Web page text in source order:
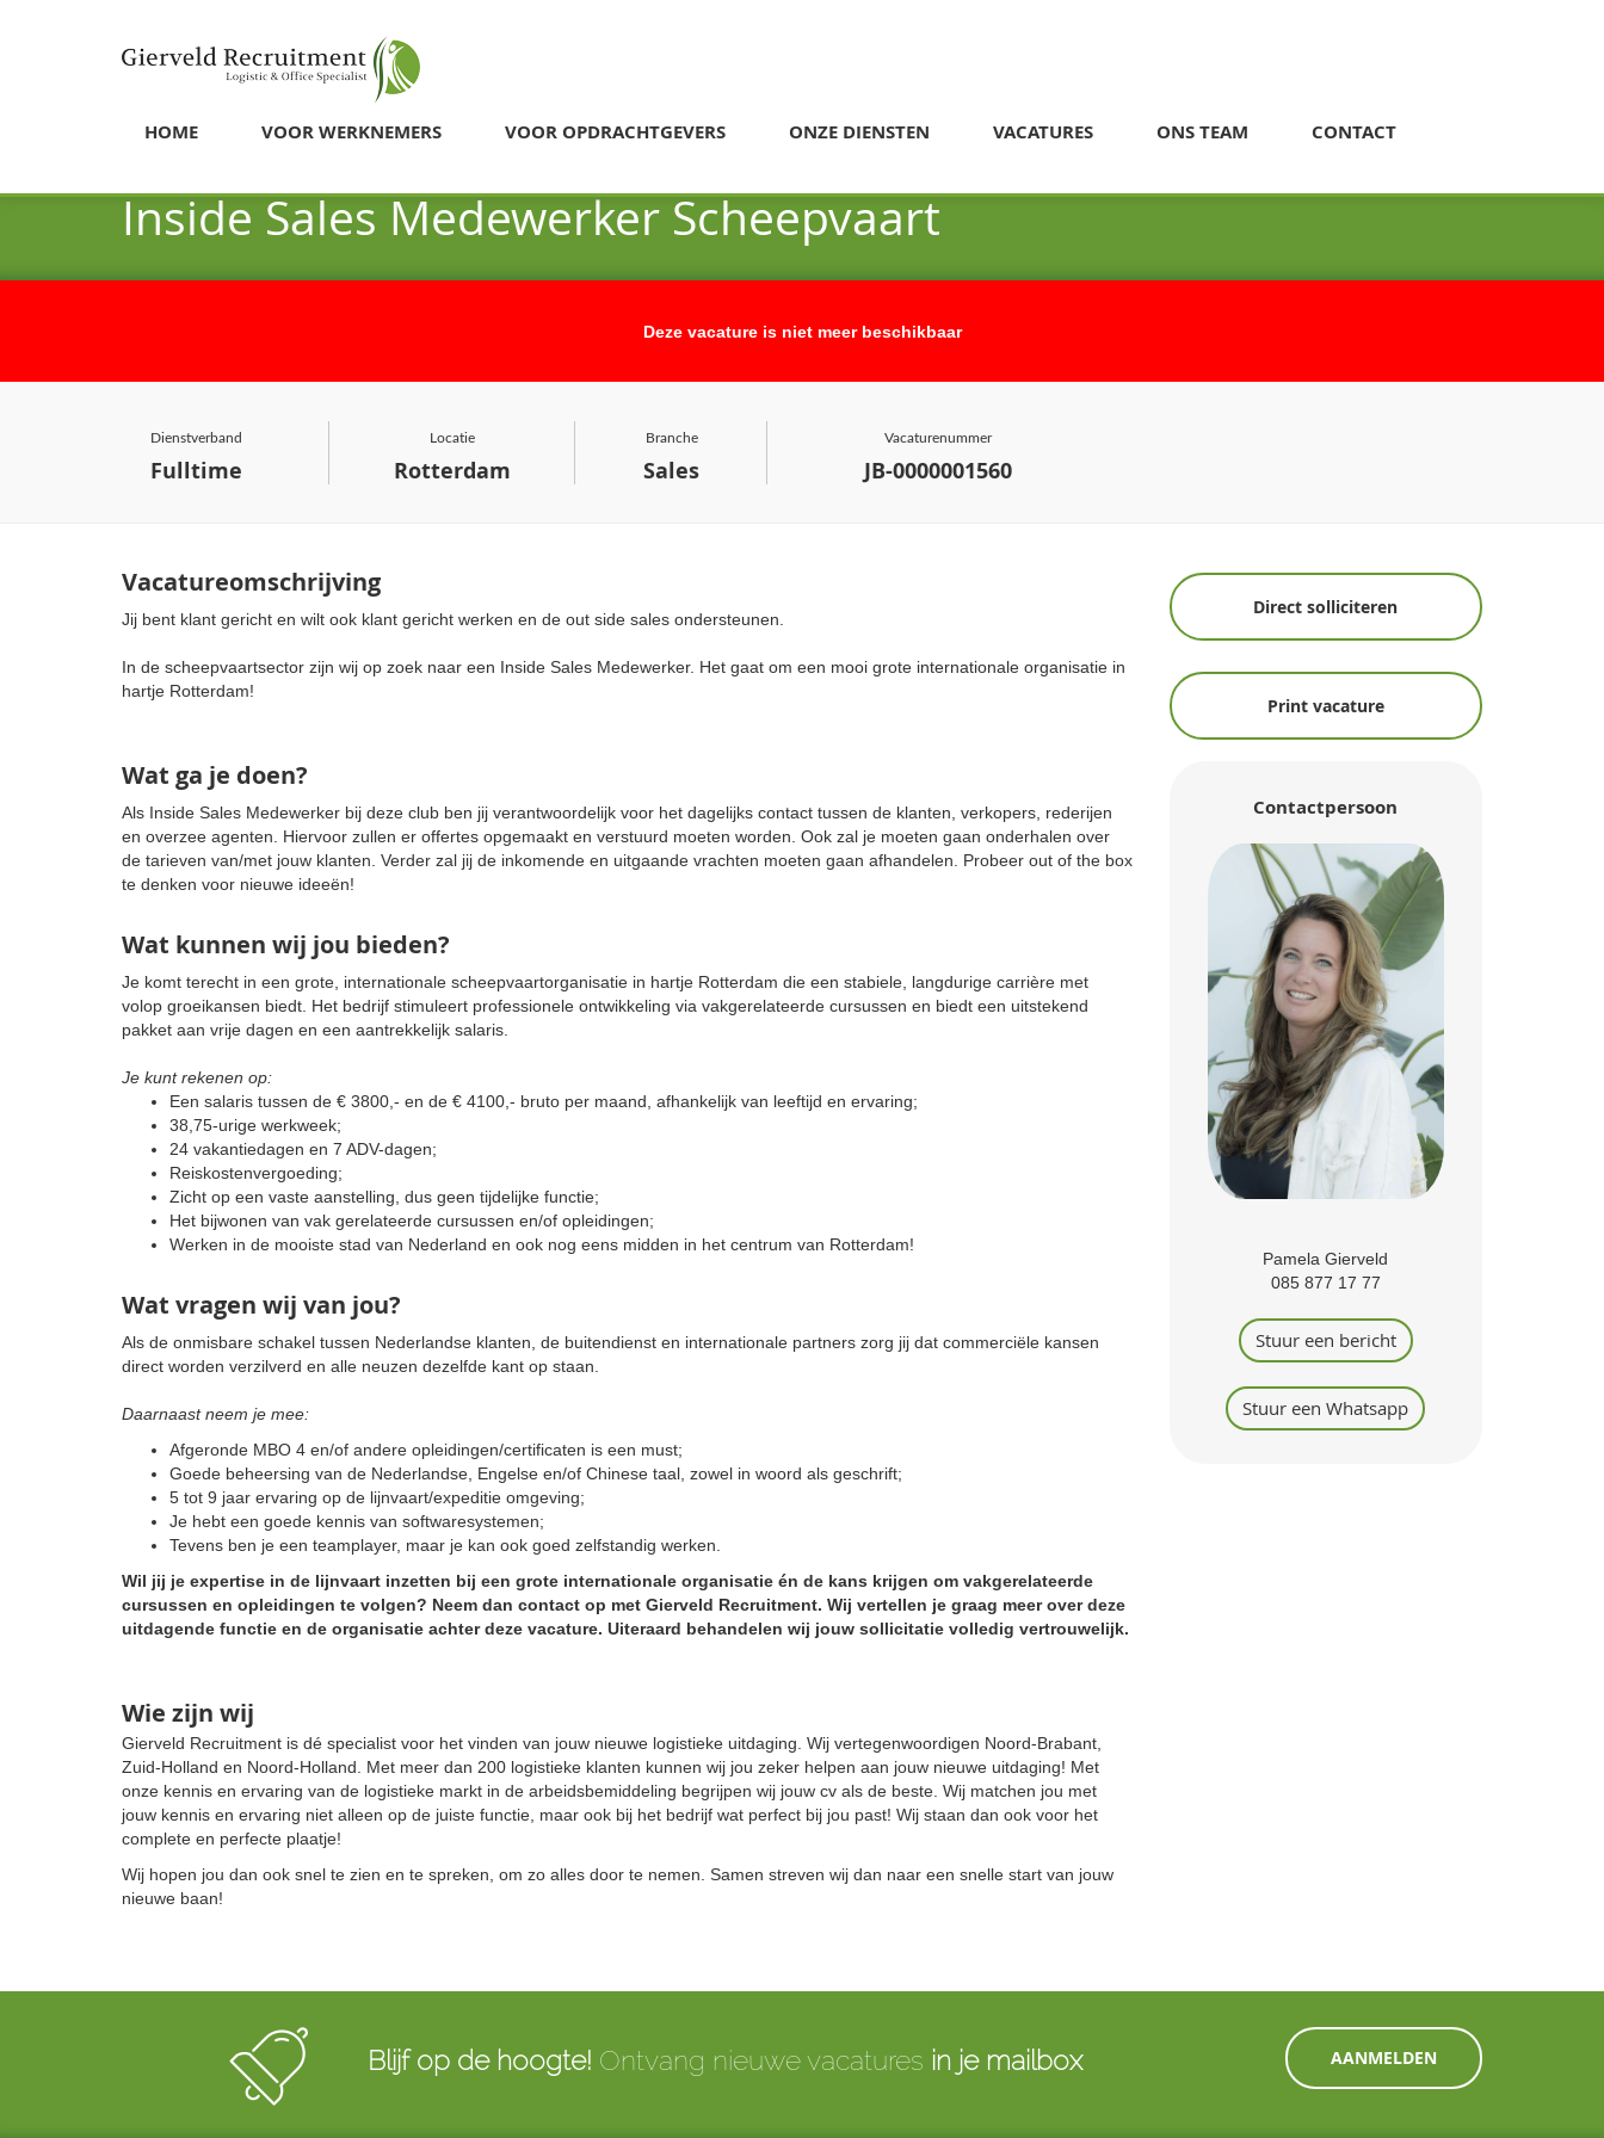
HOME VOOR WERKNEMERS VOOR OPDRACHTGEVERS ONZE DIENSTEN VACATURES ONS TEAM CONTACT
Inside Sales Medewerker Scheepvaart
Deze vacature is niet meer beschikbaar
Dienstverband
Fulltime
Locatie
Rotterdam
Branche
Sales
Vacaturenummer
JB-0000001560
Vacatureomschrijving
Jij bent klant gericht en wilt ook klant gericht werken en de out side sales ondersteunen.
In de scheepvaartsector zijn wij op zoek naar een Inside Sales Medewerker. Het gaat om een mooi grote internationale organisatie in
hartje Rotterdam!
Wat ga je doen?
Als Inside Sales Medewerker bij deze club ben jij verantwoordelijk voor het dagelijks contact tussen de klanten, verkopers, rederijen
en overzee agenten. Hiervoor zullen er offertes opgemaakt en verstuurd moeten worden. Ook zal je moeten gaan onderhalen over
de tarieven van/met jouw klanten. Verder zal jij de inkomende en uitgaande vrachten moeten gaan afhandelen. Probeer out of the box
te denken voor nieuwe ideeën!
Wat kunnen wij jou bieden?
Je komt terecht in een grote, internationale scheepvaartorganisatie in hartje Rotterdam die een stabiele, langdurige carrière met
volop groeikansen biedt. Het bedrijf stimuleert professionele ontwikkeling via vakgerelateerde cursussen en biedt een uitstekend
pakket aan vrije dagen en een aantrekkelijk salaris.
Je kunt rekenen op:
Een salaris tussen de € 3800,- en de € 4100,- bruto per maand, afhankelijk van leeftijd en ervaring;
38,75-urige werkweek;
24 vakantiedagen en 7 ADV-dagen;
Reiskostenvergoeding;
Zicht op een vaste aanstelling, dus geen tijdelijke functie;
Het bijwonen van vak gerelateerde cursussen en/of opleidingen;
Werken in de mooiste stad van Nederland en ook nog eens midden in het centrum van Rotterdam!
Wat vragen wij van jou?
Als de onmisbare schakel tussen Nederlandse klanten, de buitendienst en internationale partners zorg jij dat commerciële kansen
direct worden verzilverd en alle neuzen dezelfde kant op staan.
Daarnaast neem je mee:
Afgeronde MBO 4 en/of andere opleidingen/certificaten is een must;
Goede beheersing van de Nederlandse, Engelse en/of Chinese taal, zowel in woord als geschrift;
5 tot 9 jaar ervaring op de lijnvaart/expeditie omgeving;
Je hebt een goede kennis van softwaresystemen;
Tevens ben je een teamplayer, maar je kan ook goed zelfstandig werken.
Wil jij je expertise in de lijnvaart inzetten bij een grote internationale organisatie én de kans krijgen om vakgerelateerde
cursussen en opleidingen te volgen? Neem dan contact op met Gierveld Recruitment. Wij vertellen je graag meer over deze
uitdagende functie en de organisatie achter deze vacature. Uiteraard behandelen wij jouw sollicitatie volledig vertrouwelijk.
Wie zijn wij
Gierveld Recruitment is dé specialist voor het vinden van jouw nieuwe logistieke uitdaging. Wij vertegenwoordigen Noord-Brabant,
Zuid-Holland en Noord-Holland. Met meer dan 200 logistieke klanten kunnen wij jou zeker helpen aan jouw nieuwe uitdaging! Met
onze kennis en ervaring van de logistieke markt in de arbeidsbemiddeling begrijpen wij jouw cv als de beste. Wij matchen jou met
jouw kennis en ervaring niet alleen op de juiste functie, maar ook bij het bedrijf wat perfect bij jou past! Wij staan dan ook voor het
complete en perfecte plaatje!
Wij hopen jou dan ook snel te zien en te spreken, om zo alles door te nemen. Samen streven wij dan naar een snelle start van jouw
nieuwe baan!
Direct solliciteren
Print vacature
Contactpersoon
Pamela Gierveld
085 877 17 77
Stuur een bericht
Stuur een Whatsapp
Blijf op de hoogte! Ontvang nieuwe vacatures in je mailbox AANMELDEN